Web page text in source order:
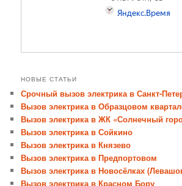
НОВЫЕ СТАТЬИ
Срочный вызов электрика в Санкт-
Вызов электрика в Образцовом
Вызов электрика в ЖК «Солнечный
Вызов электрика в Сойкино
Вызов электрика в Князево
Вызов электрика в Предпортовом
Вызов электрика в Новосёлках
Вызов электрика в Красном Бору